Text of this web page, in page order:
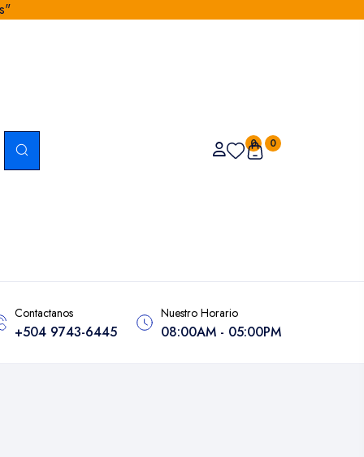
0 0
Contactanos
+504 9743-6445
Nuestro Horario
08:00AM - 05:00PM